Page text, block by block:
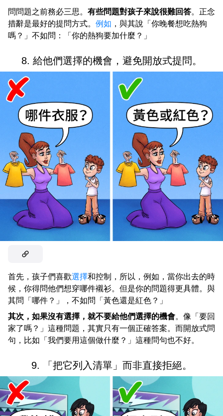
問問題之前務必三思。 有些問題對孩子來說很難回答。正念
措辭是最好的提問方式。 例如 ，與其說「你晚餐想吃熱狗
嗎？」不如問：「你的熱狗要加什麼？」
8. 給他們選擇的機會，避免開放式提問。
首先，孩子們喜歡選擇和控制，所以，例如，當你出去的時
候，你得問他們想穿哪件襯衫。但是你的問題得更具體。與
其問「哪件？」，不如問「黃色還是紅色？」
其次，如果沒有選擇，就不要給他們選擇的機會。像「要回
家了嗎？」這種問題，其實只有一個正確答案。而開放式問
句，比如「我們要用這個做什麼？」這種問句也不好。
9. 「把它列入清單」而非直接拒絕。